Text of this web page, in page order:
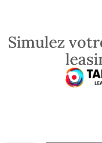
Simulez